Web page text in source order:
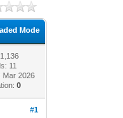
Mode
11
Mar 2026
0
#1